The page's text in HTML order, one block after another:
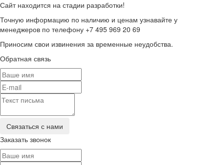
Сайт находится на стадии разработки!
Точную информацию по наличию и ценам узнавайте у
менеджеров по телефону +7 495 969 20 69
Приносим свои извинения за временные неудобства.
Обратная связь
Заказать звонок